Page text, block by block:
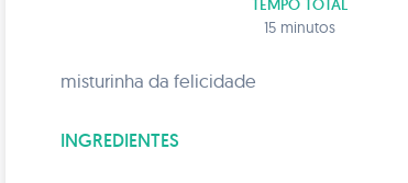
TEMPO TOTAL
15 minutos
misturinha da felicidade
INGREDIENTES